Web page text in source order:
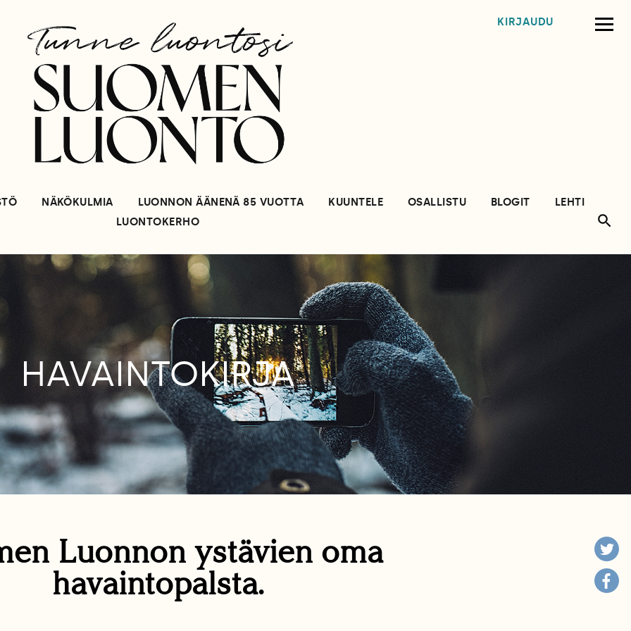
KIRJAUDU
NÄKÖKULMIA LUONNON ÄÄNENÄ 85 VUOTTA KUUNTELE OSALLISTU BLOGIT
LEHTI
LUONTOKERHO
HAVAINTOKIRJA
Luonnon ystävien oma
havaintopalsta.